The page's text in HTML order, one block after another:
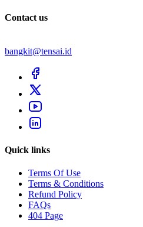
Contact us
bangkit@tensai.id
Quick links
Terms Of Use
Terms & Conditions
Refund Policy
FAQs
404 Page